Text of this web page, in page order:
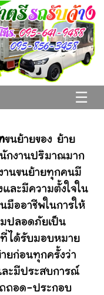
☰
ขนย้ายของ ย้าย
กงานปริมาณมาก
านขนย้ายทุกคนมี
ละมีความตั้งใจใน
มืออาชีพในการให้
ปลอดภัยเป็น
ได้รับมอบหมาย
ยก่อนทุกครั้งว่า
ละมีประสบการณ์
ถถอด-ประกอบ